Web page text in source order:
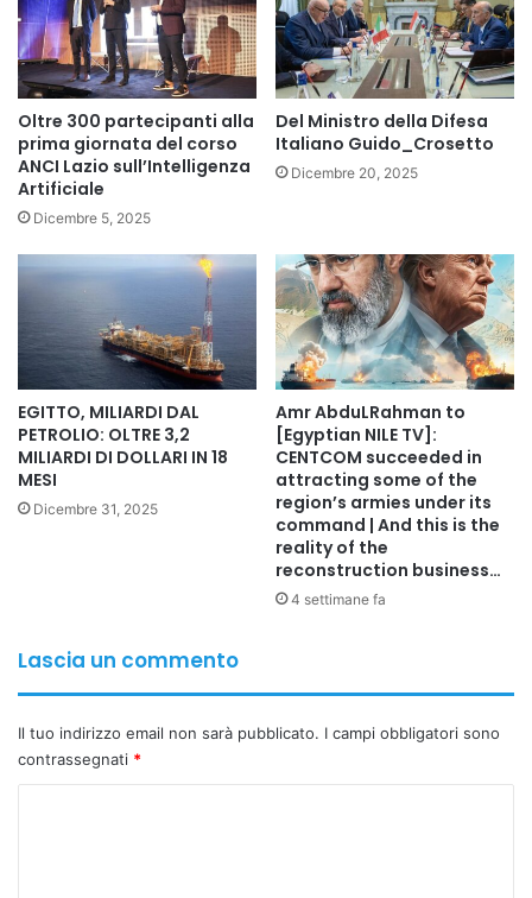
I biglietti potranno poi essere ritirati presso l’Ufficio per la
pastorale giovanile della diocesi di Roma (Vicariato di
Roma – piazza San Giovanni in Laterano 6 – secondo
piano), nei giorni e negli orari indicati di seguito: mercoledì
7 gennaio p.v. negli orari di ufficio; giovedì 8 gennaio con
estensione dell’orario fino alle 18; venerdì 9 gennaio con
estensione dell’orario fino alle 18.
Copy URL
Oltre 300 partecipanti alla
prima giornata del corso
ANCI Lazio sull’Intelligenza
Artificiale
Dicembre 5, 2025
Del Ministro della Difesa
Italiano Guido_Crosetto
Dicembre 20, 2025
EGITTO, MILIARDI DAL
PETROLIO: OLTRE 3,2
MILIARDI DI DOLLARI IN 18
MESI
Dicembre 31, 2025
Amr AbduLRahman to
[Egyptian NILE TV]:
CENTCOM succeeded in
attracting some of the
region’s armies under its
command | And this is the
reality of the
reconstruction business…
4 settimane fa
Lascia un commento
Il tuo indirizzo email non sarà pubblicato. I campi obbligatori sono
contrassegnati *